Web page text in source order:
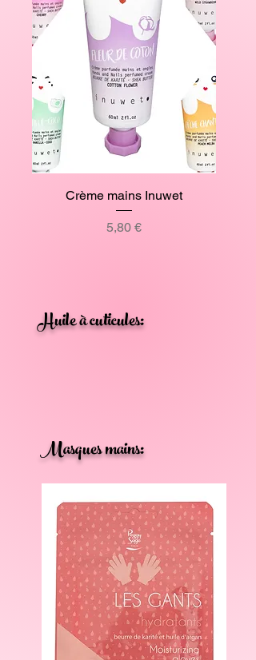
Crème mains Inuwet
Prix
5,80 €
Huile à cuticules:
Masques mains: